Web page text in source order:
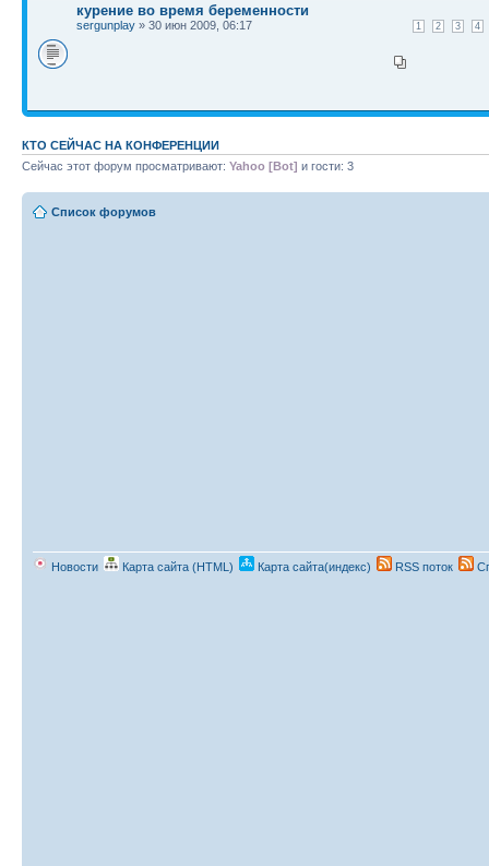
курение во время беременности
1 2 3 4
sergunplay » 30 июн 2009, 06:17
КТО СЕЙЧАС НА КОНФЕРЕНЦИИ
Сейчас этот форум просматривают: Yahoo [Bot] и гости: 3
Список форумов
Новости Карта сайта (HTML) Карта сайта(индекс) RSS поток